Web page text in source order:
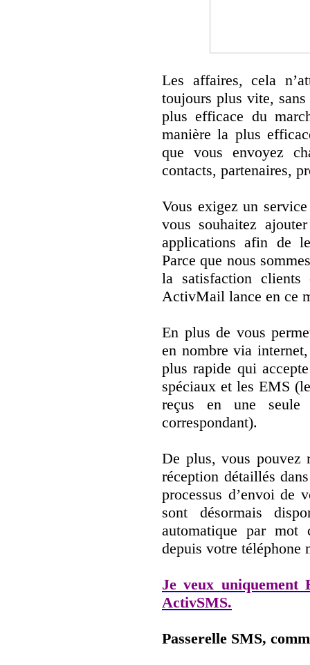
Les affaires, cela
toujours plus vite,
plus efficace du
manière la plus
que vous envoyez
contacts, partenaires,
Vous exigez un
vous souhaitez
applications afin de
Parce que nous
la satisfaction clients
ActivMail lance en ce
En plus de vous
en nombre via
plus rapide qui
spéciaux et les EMS
reçus en une
correspondant).
De plus, vous pouvez
réception détaillés
processus d’envoi de
sont désormais
automatique par
depuis votre téléphone
Je veux
ActivSMS.
Passerelle SMS,